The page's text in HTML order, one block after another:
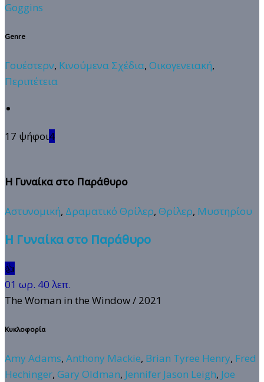
Goggins
Genre
Γουέστερν, Κινούμενα Σχέδια, Οικογενειακή,
Περιπέτεια
17 ψήφοι4
Η Γυναίκα στο Παράθυρο
Αστυνομική, Δραματικό Θρίλερ, Θρίλερ, Μυστηρίου
Η Γυναίκα στο Παράθυρο
👍
01 ωρ. 40 λεπ.
The Woman in the Window/ 2021
Κυκλοφορία
Amy Adams, Anthony Mackie, Brian Tyree Henry, Fred
Hechinger, Gary Oldman, Jennifer Jason Leigh, Joe